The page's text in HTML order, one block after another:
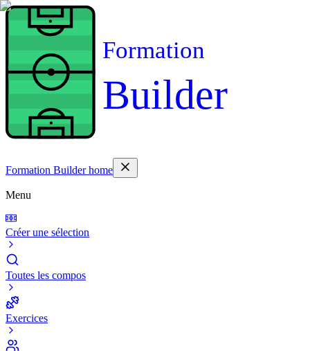
Formation
Builder
Formation Builder home
Menu
Créer une sélection
Toutes les compos
Exercices